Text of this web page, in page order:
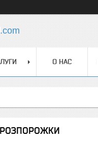
О НАС